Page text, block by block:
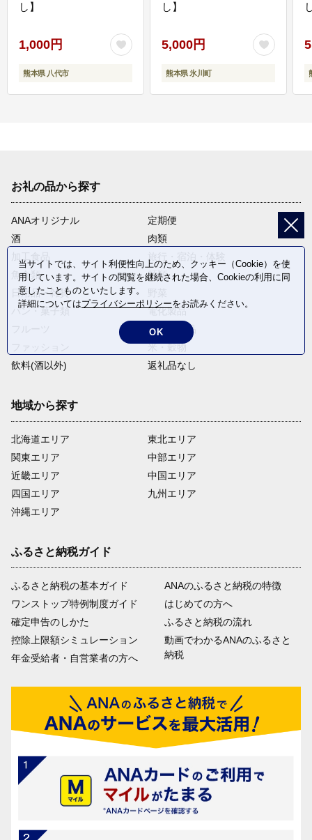
し】
1,000円
熊本県 八代市
し】
5,000円
熊本県 氷川町
お礼の品から探す
ANAオリジナル
定期便
酒
肉類
魚介類
麺類
日用品・雑貨
パン・菓子類
電化製品
卵・乳製品
米・穀物
飲料(酒以外)
返礼品なし
地域から探す
北海道エリア
関東エリア
近畿エリア
四国エリア
沖縄エリア
東北エリア
中部エリア
中国エリア
九州エリア
ふるさと納税ガイド
ふるさと納税の基本ガイド
ワンストップ特例制度ガイド
確定申告のしかた
控除上限額シミュレーション
年金受給者・自営業者の方へ
ANAのふるさと納税の特徴
はじめての方へ
ふるさと納税の流れ
動画でわかるANAのふるさと
納税
当サイトでは、サイト利便性向上のため、クッキー（Cookie）を使
用しています。サイトの閲覧を継続された場合、Cookieの利用に同
意したことものといたします。
詳細についてはプライバシーポリシーをお読みください。
OK